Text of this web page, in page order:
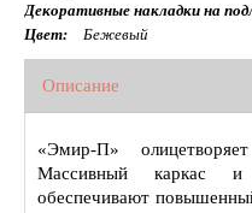
Декоративные накладки на
Цвет:
Бежевый
Описание
«Эмир-П»
Массивный каркас и
обеспечивают